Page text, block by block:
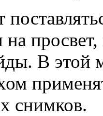
на
В
снимков.